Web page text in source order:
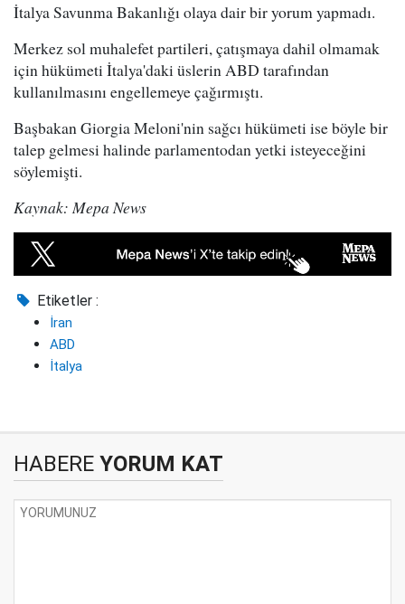
İtalya Savunma Bakanlığı olaya dair bir yorum yapmadı.
Merkez sol muhalefet partileri, çatışmaya dahil olmamak
için hükümeti İtalya'daki üslerin ABD tarafından
kullanılmasını engellemeye çağırmıştı.
Başbakan Giorgia Meloni'nin sağcı hükümeti ise böyle bir
talep gelmesi halinde parlamentodan yetki isteyeceğini
söylemişti.
Kaynak: Mepa News
Etiketler :
İran
ABD
İtalya
HABERE YORUM KAT